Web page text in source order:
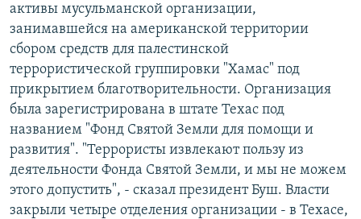
активы мусульманской организации,
занимавшейся на американской территории
сбором средств для палестинской
террористической группировки "Хамас" под
прикрытием благотворительности. Организация
была зарегистрирована в штате Техас под
названием "Фонд Святой Земли для помощи и
развития". "Террористы извлекают пользу из
деятельности Фонда Святой Земли, и мы не можем
этого допустить", - сказал президент Буш. Власти
закрыли четыре отделения организации - в Техасе,